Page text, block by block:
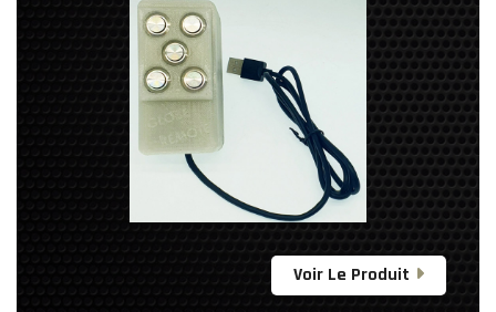
Voir Le Produit